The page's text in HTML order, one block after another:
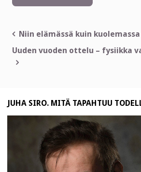
Artikkelien
selaus
Niin elämässä kuin kuolemassa
Uuden vuoden ottelu – fysiikka
JUHA SIRO. MITÄ TAPAHTUU